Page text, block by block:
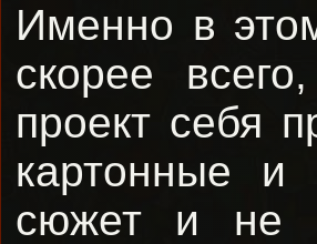
Именно в
скорее
проект себя
картонные и
сюжет и не